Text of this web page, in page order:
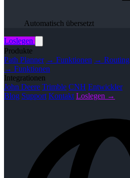
Automatisch übersetzt
Loslegen
Produkte
Path Planner → Funktionen → Routing
→ Funktionen
Integrationen
John Deere Trimble CNH Entwickler
Blog Support Kontakt Loslegen →